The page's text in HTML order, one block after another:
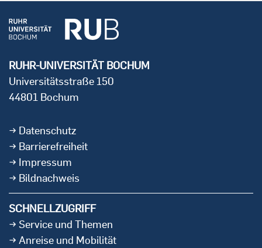
RUHR-UNIVERSITÄT BOCHUM
Universitätsstraße 150
44801 Bochum
Datenschutz
Barrierefreiheit
Impressum
Bildnachweis
SCHNELLZUGRIFF
Service und Themen
Anreise und Mobilität